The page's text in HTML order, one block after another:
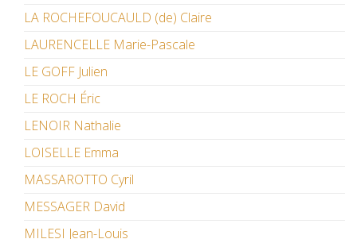
LA ROCHEFOUCAULD (de) Claire
LAURENCELLE Marie-Pascale
LE GOFF Julien
LE ROCH Éric
LENOIR Nathalie
LOISELLE Emma
MASSAROTTO Cyril
MESSAGER David
MILESI Jean-Louis